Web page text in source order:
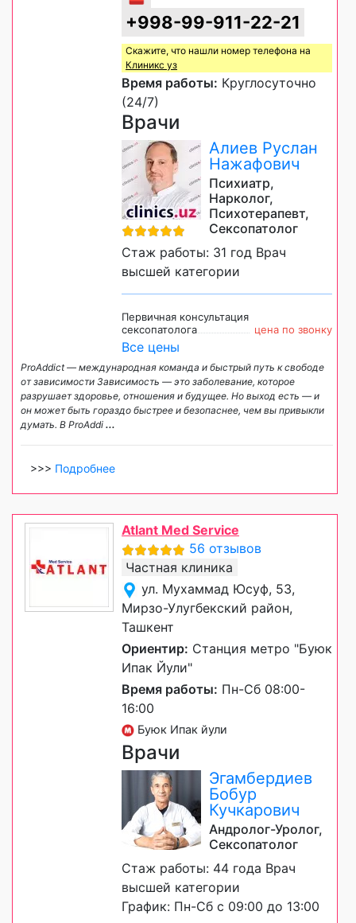
+998-99-911-22-21
Скажите, что нашли номер телефона на
Клиникс уз
Время работы: Круглосуточно
(24/7)
Врачи
Алиев Руслан
Нажафович
Психиатр,
Нарколог,
Психотерапевт,
Сексопатолог
Стаж работы: 31 год Врач
высшей категории
Первичная консультация
сексопатолога
цена по звонку
Все цены
ProAddict — международная команда и быстрый путь к свободе
от зависимости Зависимость — это заболевание, которое
разрушает здоровье, отношения и будущее. Но выход есть — и
он может быть гораздо быстрее и безопаснее, чем вы привыкли
думать. В ProAddi ...
>>> Подробнее
Atlant Med Service
56 отзывов
Частная клиника
ул. Мухаммад Юсуф, 53,
Мирзо-Улугбекский район,
Ташкент
Ориентир: Станция метро "Буюк
Ипак Йули"
Время работы: Пн-Сб 08:00-
16:00
Буюк Ипак йули
Врачи
Эгамбердиев
Бобур
Кучкарович
Андролог-Уролог,
Сексопатолог
Стаж работы: 44 года Врач
высшей категории
График: Пн-Сб с 09:00 до 13:00